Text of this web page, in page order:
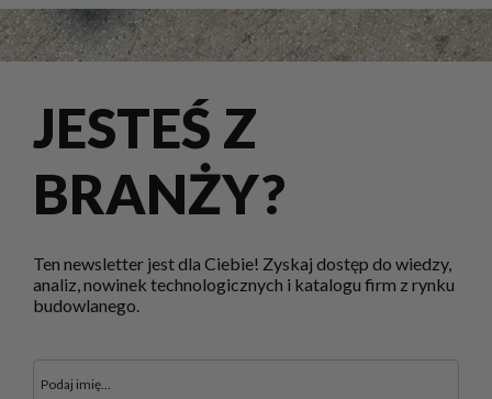
JESTEŚ Z
BRANŻY?
Ten newsletter jest dla Ciebie! Zyskaj dostęp do wiedzy,
analiz, nowinek technologicznych i katalogu firm z rynku
budowlanego.